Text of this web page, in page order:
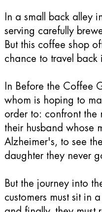
In a small back alley
serving carefully
But this coffee shop
chance to travel back
In Before the Coffee
whom is hoping to
order to: confront the
their husband whose
Alzheimer's, to see
daughter they never
But the journey into
customers must sit in